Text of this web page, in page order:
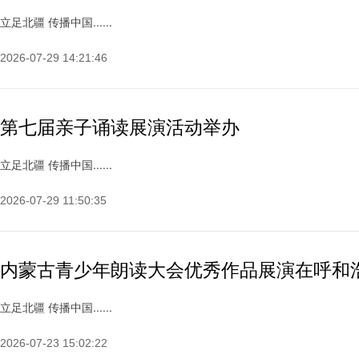
立足北疆 传播中国......
2026-07-29 14:21:46
第七届亲子诵读展演活动举办
立足北疆 传播中国......
2026-07-29 11:50:35
内蒙古青少年朗读大会优秀作品展演在呼和
立足北疆 传播中国......
2026-07-23 15:02:22